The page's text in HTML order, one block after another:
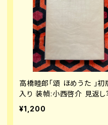
高橋睦郎「頌 ほめうた 」
入り 装幀:小西啓介 見返し
細江英公 思潮社
¥1,200